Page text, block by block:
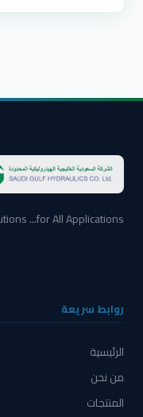
...for All Applications
روابط سريعة
الرئيسية
من نحن
المنتجات